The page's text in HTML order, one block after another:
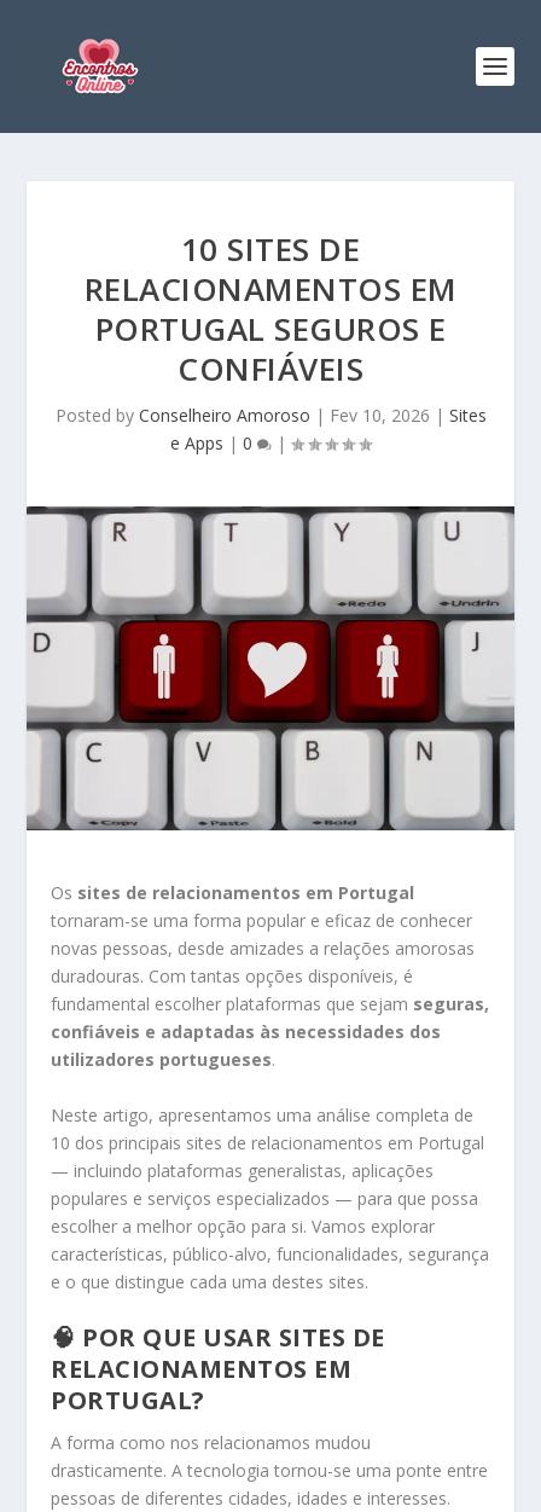
10 SITES DE
RELACIONAMENTOS EM
PORTUGAL SEGUROS E
CONFIÁVEIS
Posted by Conselheiro Amoroso | Fev 10, 2026 | Sites
e Apps | 0 |
Os sites de relacionamentos em Portugal
tornaram-se uma forma popular e eficaz de conhecer
novas pessoas, desde amizades a relações amorosas
duradouras. Com tantas opções disponíveis, é
fundamental escolher plataformas que sejam seguras,
confiáveis e adaptadas às necessidades dos
utilizadores portugueses.
Neste artigo, apresentamos uma análise completa de
10 dos principais sites de relacionamentos em Portugal
— incluindo plataformas generalistas, aplicações
populares e serviços especializados — para que possa
escolher a melhor opção para si. Vamos explorar
características, público-alvo, funcionalidades, segurança
e o que distingue cada uma destes sites.
🧠 POR QUE USAR SITES DE
RELACIONAMENTOS EM
PORTUGAL?
A forma como nos relacionamos mudou
drasticamente. A tecnologia tornou-se uma ponte entre
pessoas de diferentes cidades, idades e interesses.